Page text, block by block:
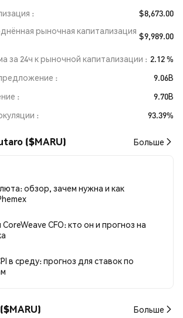
$8,673.00
рыночная капитализация $9,989.00
за 24ч к рыночной капитализации
2.12 %
9.06B
9.70B
93.39%
($MARU) Больше
обзор, зачем нужна и как
CFO: кто он и прогноз на
в среду: прогноз для ставок по
Больше